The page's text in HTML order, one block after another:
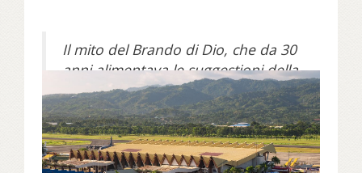
Il mito del Brando di Dio, che da 30
anni alimentava le suggestioni della
guerriglia di matrice ideologica
islamista, sembra crollare. Il gruppo
Abu Sayyaf, “Spada dell’Altissimo”
appunto, fin dagli inizi degli anni